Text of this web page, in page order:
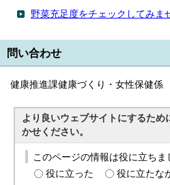
野菜充足度をチェックしてみま
問い合わせ
健康推進課健康づくり・女性保健
より良いウェブサイトにするため
かせください。
このページの情報は役に立ちま
役に立った
役に立たな